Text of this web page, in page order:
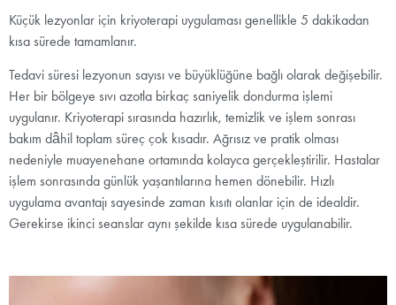
Küçük lezyonlar için kriyoterapi uygulaması genellikle 5 dakikadan
kısa sürede tamamlanır.
Tedavi süresi lezyonun sayısı ve büyüklüğüne bağlı olarak değişebilir.
Her bir bölgeye sıvı azotla birkaç saniyelik dondurma işlemi
uygulanır. Kriyoterapi sırasında hazırlık, temizlik ve işlem sonrası
bakım dâhil toplam süreç çok kısadır. Ağrısız ve pratik olması
nedeniyle muayenehane ortamında kolayca gerçekleştirilir. Hastalar
işlem sonrasında günlük yaşantılarına hemen dönebilir. Hızlı
uygulama avantajı sayesinde zaman kısıtı olanlar için de idealdir.
Gerekirse ikinci seanslar aynı şekilde kısa sürede uygulanabilir.